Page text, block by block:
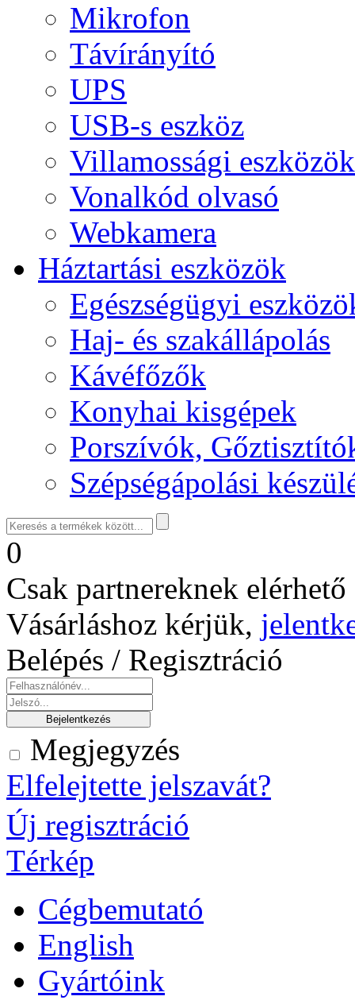
Mikrofon
Távírányító
UPS
USB-s eszköz
Villamossági eszközök
Vonalkód olvasó
Webkamera
Háztartási eszközök
Egészségügyi
Haj- és szakállápolás
Kávéfőzők
Konyhai kisgépek
Porszívók,
Szépségápolási
0
Csak partnereknek
Vásárláshoz kérjük,
Belépés / Regisztráció
Megjegyzés
Elfelejtette jelszavát?
Új regisztráció
Térkép
Cégbemutató
English
Gyártóink